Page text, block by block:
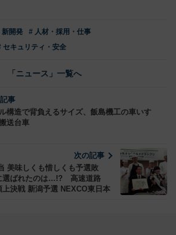
新開発
# 人材・採用・仕事
セキュリティ・安全
「ニュース」一覧へ
事
構造で背負えるサイズ、飯島機工の車いす
送台車
次の記事
美味しくも惜しくも予選敗
選ばれたのは…!? 高速道路
決戦 新潟予選 NEXCO東日本